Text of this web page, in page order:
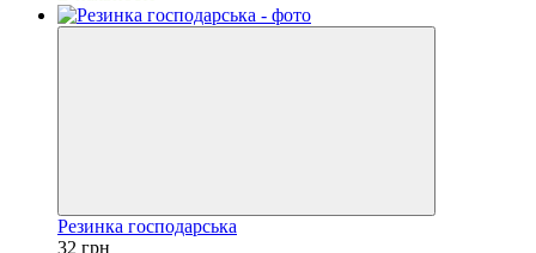
Резинка господарська
32 грн